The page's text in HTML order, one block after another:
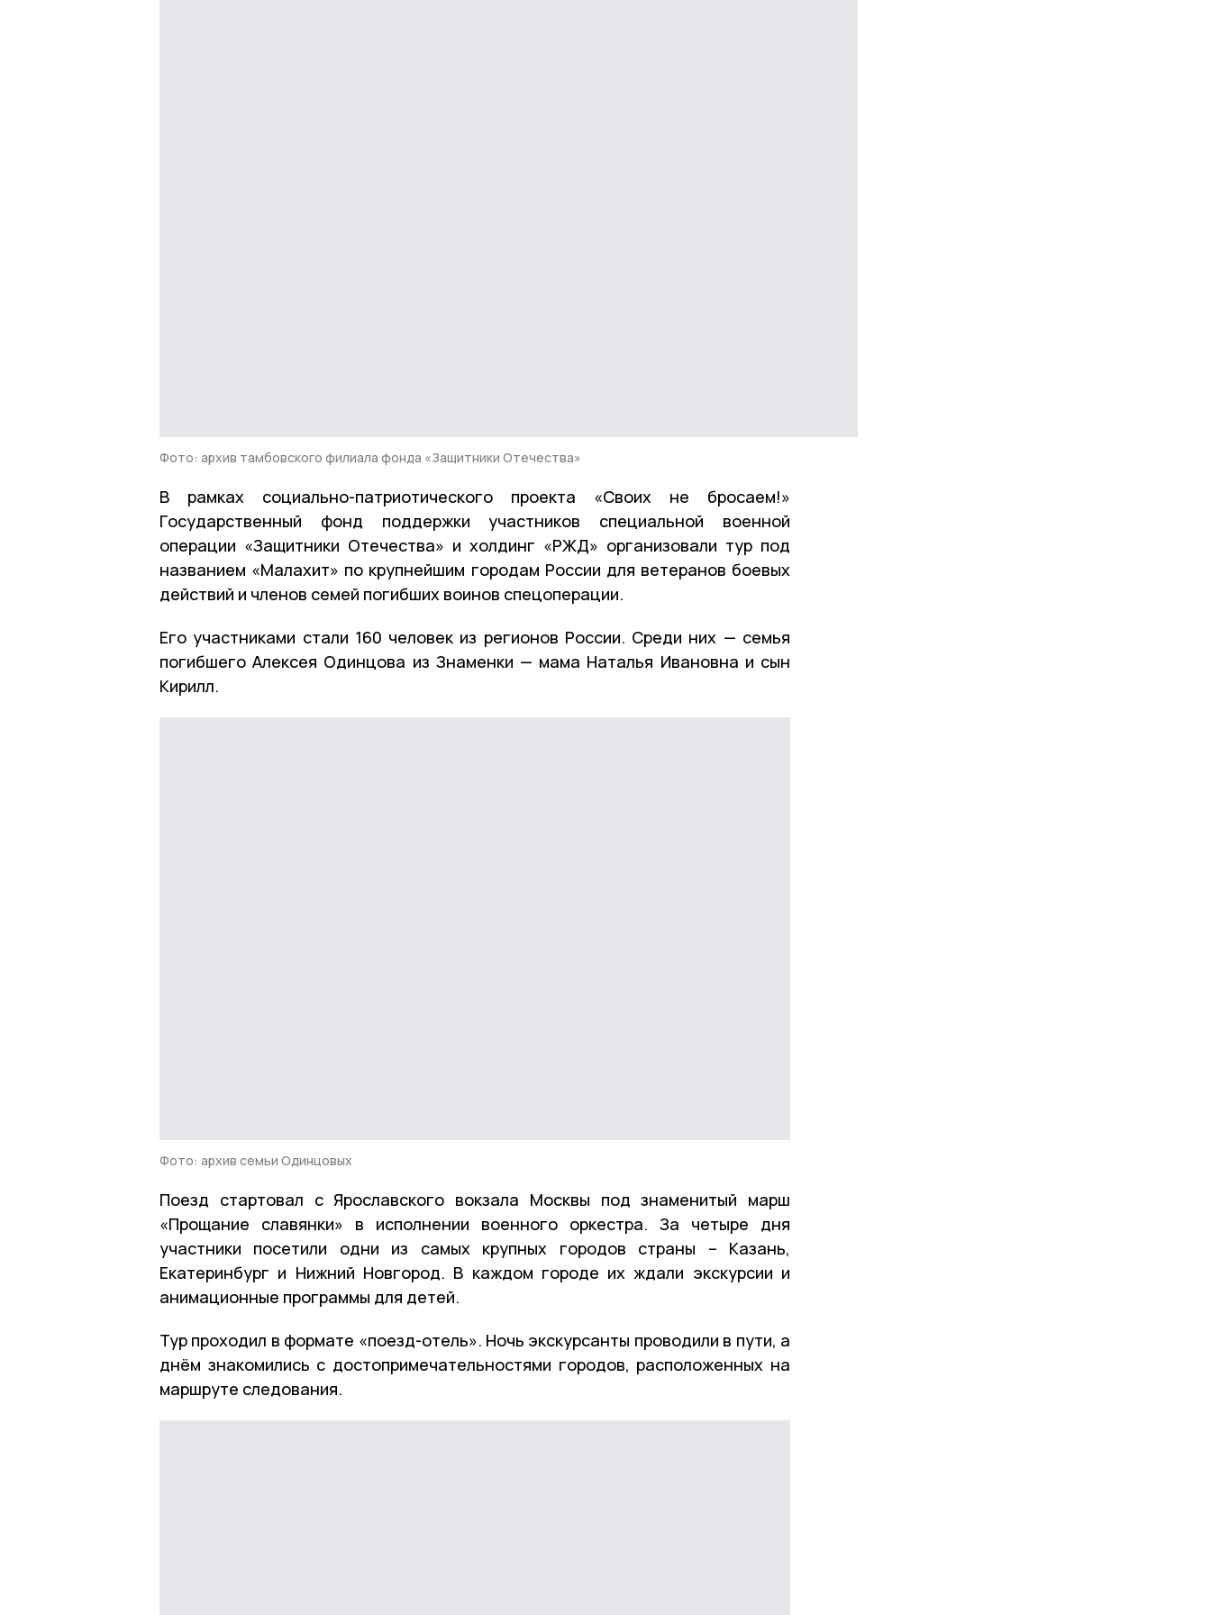
Фото: архив тамбовского филиала фонда «Защитники Отечества»
В рамках социально-патриотического проекта «Своих не бросаем!»
Государственный фонд поддержки участников специальной военной
операции «Защитники Отечества» и холдинг «РЖД» организовали тур под
названием «Малахит» по крупнейшим городам России для ветеранов боевых
действий и членов семей погибших воинов спецоперации.
Его участниками стали 160 человек из регионов России. Среди них — семья
погибшего Алексея Одинцова из Знаменки — мама Наталья Ивановна и сын
Кирилл.
Фото: архив семьи Одинцовых
Поезд стартовал с Ярославского вокзала Москвы под знаменитый марш
«Прощание славянки» в исполнении военного оркестра. За четыре дня
участники посетили одни из самых крупных городов страны – Казань,
Екатеринбург и Нижний Новгород. В каждом городе их ждали экскурсии и
анимационные программы для детей.
Тур проходил в формате «поезд-отель». Ночь экскурсанты проводили в пути, а
днём знакомились с достопримечательностями городов, расположенных на
маршруте следования.